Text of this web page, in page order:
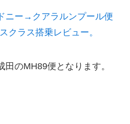
ニー→クアラルンプール便
クラス搭乗レビュー。
のMH89便となります。